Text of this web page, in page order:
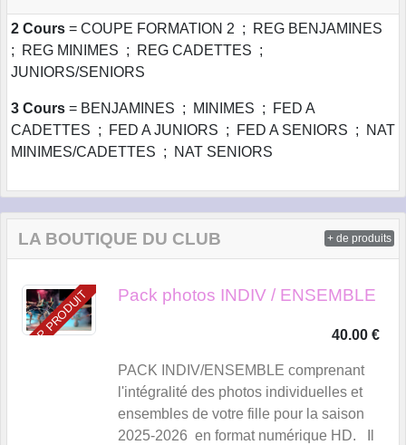
2 Cours = COUPE FORMATION 2 ; REG BENJAMINES
; REG MINIMES ; REG CADETTES ;
JUNIORS/SENIORS
3 Cours = BENJAMINES ; MINIMES ; FED A
CADETTES ; FED A JUNIORS ; FED A SENIORS ; NAT
MINIMES/CADETTES ; NAT SENIORS
LA BOUTIQUE DU CLUB
TOP PRODUIT Pack photos INDIV / ENSEMBLE
40.00 €
PACK INDIV/ENSEMBLE comprenant
l'intégralité des photos individuelles et
ensembles de votre fille pour la saison
2025-2026 en format numérique HD. Il
+ de produits